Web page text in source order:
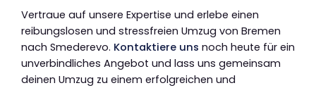
Vertraue auf unsere Expertise und erlebe einen
reibungslosen und stressfreien Umzug von Bremen
nach Smederevo. Kontaktiere uns noch heute für ein
unverbindliches Angebot und lass uns gemeinsam
deinen Umzug zu einem erfolgreichen und